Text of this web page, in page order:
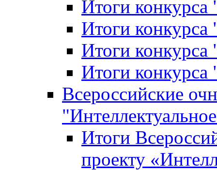
Итоги
Итоги конкурса
Итоги
Итоги
Всероссийские
Итоги
проекту